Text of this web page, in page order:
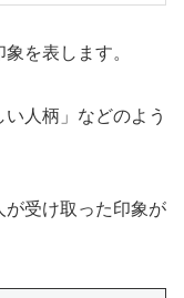
を表します。
い人柄」などのよう
が受け取った印象が